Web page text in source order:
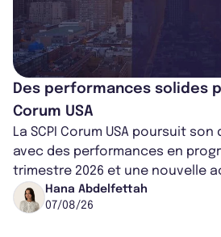
Des performances solides
Corum USA
La SCPI Corum USA poursuit
avec des performances en
trimestre 2026 et une nouvelle
région de Chicago. Entre hausse
Hana Abdelfettah
07/08/26